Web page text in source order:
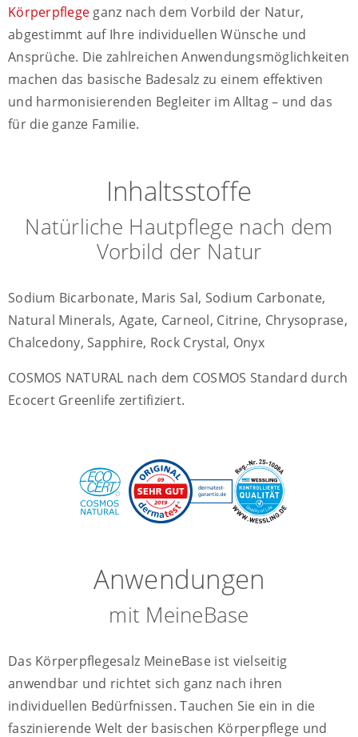
Körperpflege ganz nach dem Vorbild der Natur,
abgestimmt auf Ihre individuellen Wünsche und
Ansprüche. Die zahlreichen Anwendungsmöglichkeiten
machen das basische Badesalz zu einem effektiven
und harmonisierenden Begleiter im Alltag – und das
für die ganze Familie.
Inhaltsstoffe
Natürliche Hautpflege nach dem
Vorbild der Natur
Sodium Bicarbonate, Maris Sal, Sodium Carbonate,
Natural Minerals, Agate, Carneol, Citrine, Chrysoprase,
Chalcedony, Sapphire, Rock Crystal, Onyx
COSMOS NATURAL nach dem COSMOS Standard durch
Ecocert Greenlife zertifiziert.
Anwendungen
mit MeineBase
Das Körperpflegesalz MeineBase ist vielseitig
anwendbar und richtet sich ganz nach ihren
individuellen Bedürfnissen. Tauchen Sie ein in die
faszinierende Welt der basischen Körperpflege und